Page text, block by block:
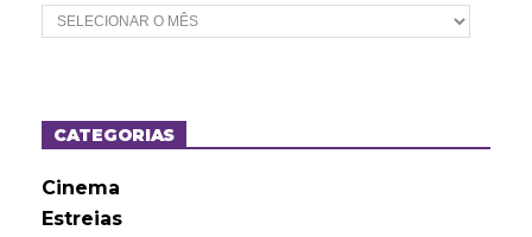
A
r
o
sCATEGORIAS
Cinema
Estreias